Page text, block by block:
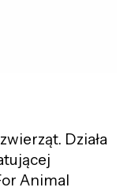
Działa
Animal